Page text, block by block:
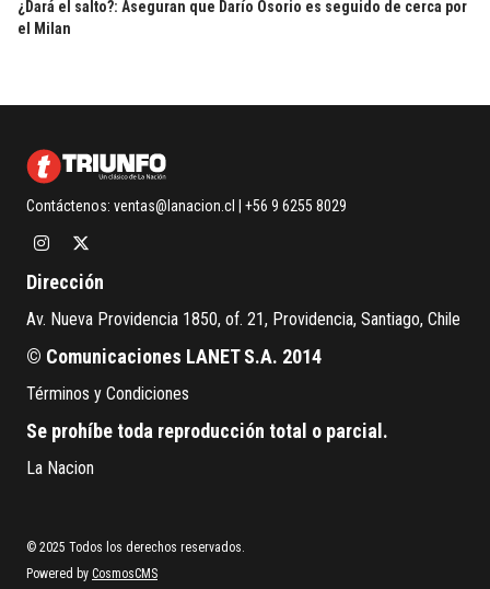
¿Dará el salto?: Aseguran que Darío Osorio es seguido de cerca por
el Milan
Contáctenos: ventas@lanacion.cl | +56 9 6255 8029
Dirección
Av. Nueva Providencia 1850, of. 21, Providencia, Santiago, Chile
© Comunicaciones LANET S.A. 2014
Términos y Condiciones
Se prohíbe toda reproducción total o parcial.
La Nacion
© 2025 Todos los derechos reservados.
Powered by CosmosCMS